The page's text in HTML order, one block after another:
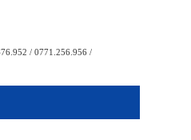
/ 0771.256.956 /